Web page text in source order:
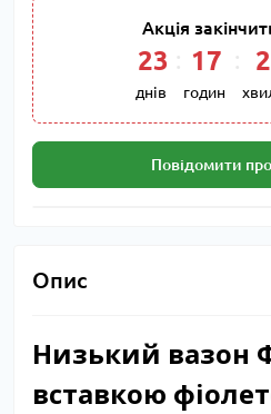
Акція
23
днів
17
годин
Повідомити
Опис
Низький вазон
вставкою